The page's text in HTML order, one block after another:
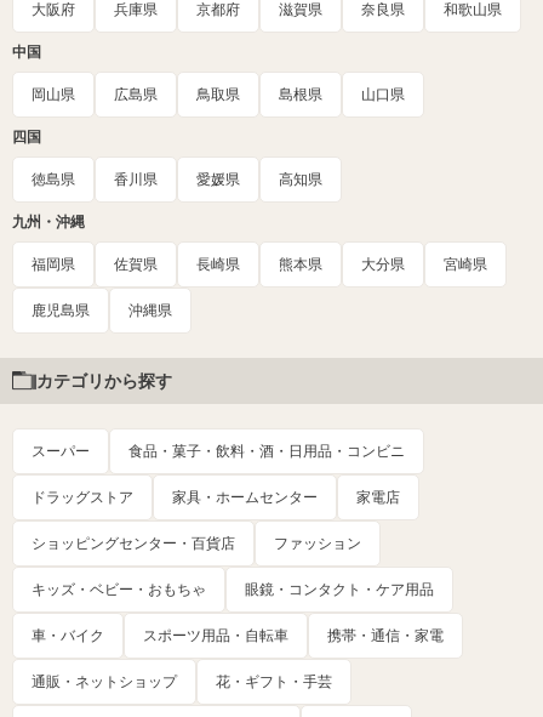
大阪府 兵庫県 京都府 滋賀県 奈良県 和歌山県
中国
岡山県 広島県 鳥取県 島根県 山口県
四国
徳島県 香川県 愛媛県 高知県
九州・沖縄
福岡県 佐賀県 長崎県 熊本県 大分県 宮崎県
鹿児島県 沖縄県
カテゴリから探す
スーパー 食品・菓子・飲料・酒・日用品・コンビニ
ドラッグストア 家具・ホームセンター 家電店
ショッピングセンター・百貨店 ファッション
キッズ・ベビー・おもちゃ 眼鏡・コンタクト・ケア用品
車・バイク スポーツ用品・自転車 携帯・通信・家電
通販・ネットショップ 花・ギフト・手芸